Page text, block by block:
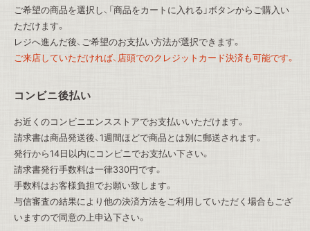
ご希望の商品を選択し、「商品をカートに入れる」ボタンからご購入い
ただけます。
レジへ進んだ後、ご希望のお支払い方法が選択できます。
ご来店していただければ、店頭でのクレジットカード決済も可能です。
コンビニ後払い
お近くのコンビニエンスストアでお支払いいただけます。
請求書は商品発送後、1週間ほどで商品とは別に郵送されます。
発行から14日以内にコンビニでお支払い下さい。
請求書発行手数料は一律330円です。
手数料はお客様負担でお願い致します。
与信審査の結果により他の決済方法をご利用していただく場合もござ
いますので同意の上申込下さい。